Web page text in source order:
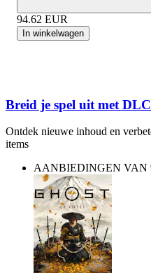
94.62 EUR
In winkelwagen
Breid je spel uit met DLC
Ontdek nieuwe inhoud en
items
AANBIEDINGEN VAN